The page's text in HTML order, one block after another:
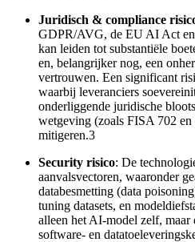
Juridisch & compliance
GDPR/AVG, de EU AI Act
kan leiden tot substantiële
en, belangrijker nog, een
vertrouwen. Een significant
waarbij leveranciers
onderliggende juridische
wetgeving (zoals FISA 702
mitigeren.3
Security risico: De
aanvalsvectoren, waaronder
databesmetting (data
tuning datasets, en
alleen het AI-model zelf, maar
software- en